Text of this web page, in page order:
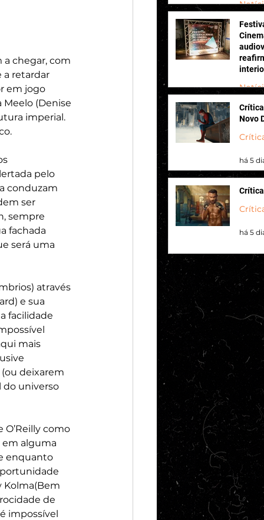
a chegar, com
a retardar
em jogo
(Denise
imperial.
pelo
conduzam
ser
sempre
fachada
será uma
através
e sua
facilidade
mais
deixarem
do universo
como
em alguma
enquanto
Kolma(Bem
de
impossível
há 2
há 3
Novo
há 5
há 5